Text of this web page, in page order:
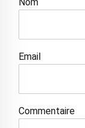
Email
Commentaire